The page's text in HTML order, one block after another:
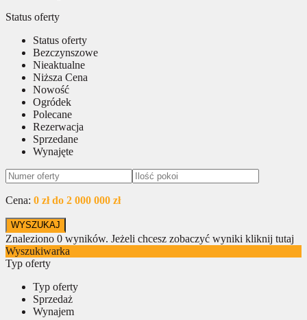
Status oferty
Status oferty
Bezczynszowe
Nieaktualne
Niższa Cena
Nowość
Ogródek
Polecane
Rezerwacja
Sprzedane
Wynajęte
Cena: 0 zł do 2 000 000 zł
Znaleziono 0 wyników. Jeżeli chcesz zobaczyć wyniki kliknij tutaj
Wyszukiwarka
Typ oferty
Typ oferty
Sprzedaż
Wynajem